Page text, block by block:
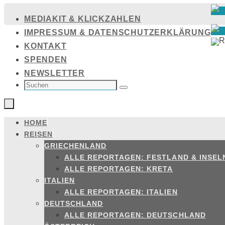
Inhalt
springen
MEDIAKIT & KLICKZAHLEN
IMPRESSUM & DATENSCHUTZERKLÄRUNG
KONTAKT
SPENDEN
NEWSLETTER
SUCHEN
NACH: Suchen
Zum
Inhalt
springen
HOME
REISEN
GRIECHENLAND
ALLE REPORTAGEN: FESTLAND &
ALLE REPORTAGEN: KRETA
ITALIEN
ALLE REPORTAGEN: ITALIEN
DEUTSCHLAND
ALLE REPORTAGEN: DEUTSCHLAND